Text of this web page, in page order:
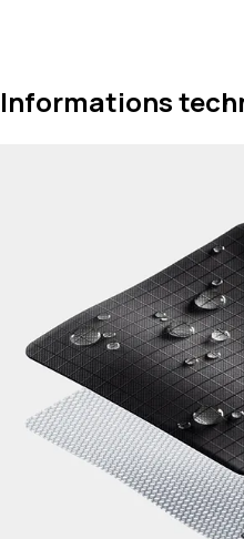
Informations